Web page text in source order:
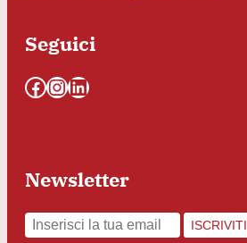
Seguici
Facebook InstagramLinkedIn
Newsletter
ISCRIVITI